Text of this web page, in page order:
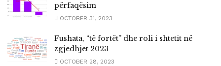
përfaqësim
OCTOBER 31, 2023
Fushata, “të fortët” dhe roli i shtetit në
zgjedhjet 2023
OCTOBER 28, 2023